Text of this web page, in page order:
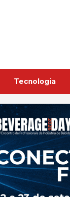
Tecnologia